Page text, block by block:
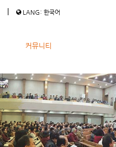
| LANG: 한국어
커뮤니티